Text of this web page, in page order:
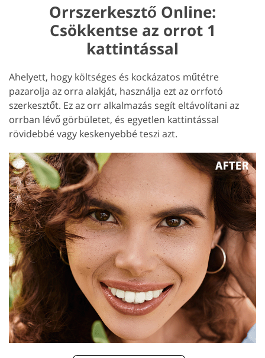
Orrszerkesztő Online:
Csökkentse az orrot 1
kattintással
Ahelyett, hogy költséges és kockázatos műtétre
pazarolja az orra alakját, használja ezt az orrfotó
szerkesztőt. Ez az orr alkalmazás segít eltávolítani az
orrban lévő görbületet, és egyetlen kattintással
rövidebbé vagy keskenyebbé teszi azt.